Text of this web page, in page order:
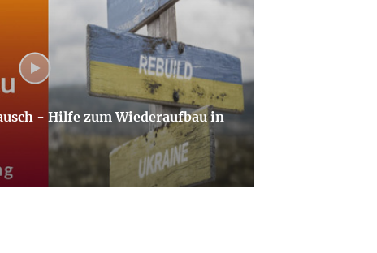
- Hilfe zum Wiederaufbau in